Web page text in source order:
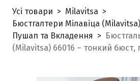
Усі товари
Milavitsa
Бюстгалтери Мілавіца (Milavitsa)
Пушап та Вкладення
(Milavitsa) 66016 – тонкий бюст,